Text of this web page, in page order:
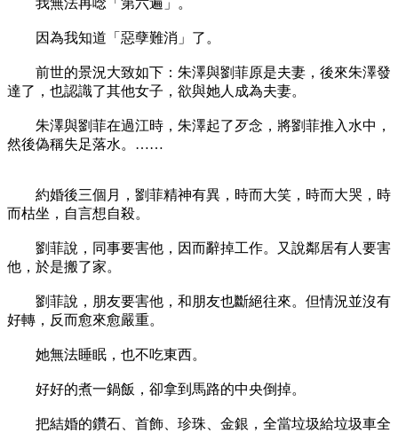
因為我知道「惡孽難消」了。
前世的景況大致如下：朱澤與劉菲原是夫妻，後來朱澤發
達了，也認識了其他女子，欲與她人成為夫妻。
朱澤與劉菲在過江時，朱澤起了歹念，將劉菲推入水中，
然後偽稱失足落水。……
約婚後三個月，劉菲精神有異，時而大笑，時而大哭，時
而枯坐，自言想自殺。
劉菲說，同事要害他，因而辭掉工作。又說鄰居有人要害
他，於是搬了家。
劉菲說，朋友要害他，和朋友也斷絕往來。但情況並沒有
好轉，反而愈來愈嚴重。
她無法睡眠，也不吃東西。
好好的煮一鍋飯，卻拿到馬路的中央倒掉。
把結婚的鑽石、首飾、珍珠、金銀，全當垃圾給垃圾車全